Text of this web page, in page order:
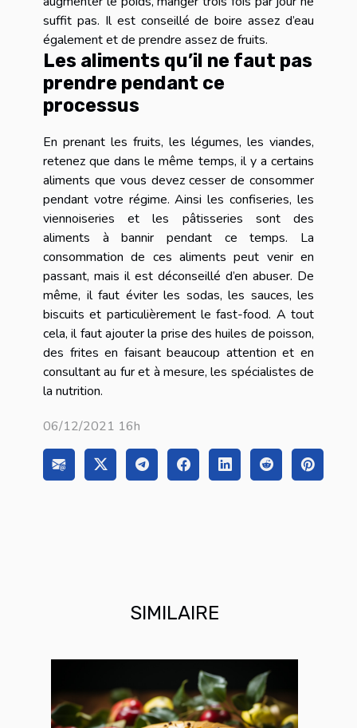
suffit pas. Il est conseillé de boire assez d’eau
également et de prendre assez de fruits.
Les aliments qu’il ne faut pas
prendre pendant ce
processus
En prenant les fruits, les légumes, les viandes,
retenez que dans le même temps, il y a certains
aliments que vous devez cesser de consommer
pendant votre régime. Ainsi les confiseries, les
viennoiseries et les pâtisseries sont des
aliments à bannir pendant ce temps. La
consommation de ces aliments peut venir en
passant, mais il est déconseillé d’en abuser. De
même, il faut éviter les sodas, les sauces, les
biscuits et particulièrement le fast-food. A tout
cela, il faut ajouter la prise des huiles de poisson,
des frites en faisant beaucoup attention et en
consultant au fur et à mesure, les spécialistes de
la nutrition.
06/12/2021 16h
SIMILAIRE